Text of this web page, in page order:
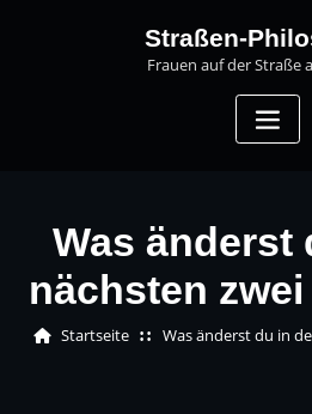
Straßen-
Frauen auf der Straße
Was änderst
nächsten
Startseite Was änderst du in